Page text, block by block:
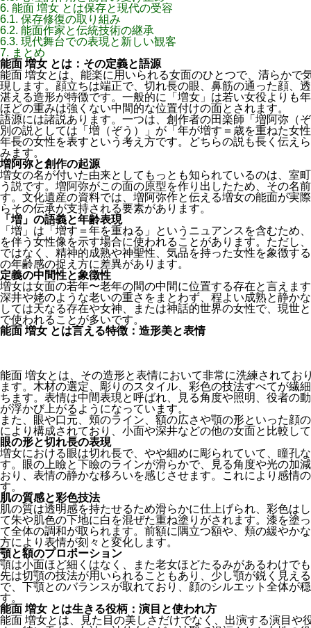
6. 能面 増女 とは保存と現代の受容
6.1. 保存修復の取り組み
6.2. 能面作家と伝統技術の継承
6.3. 現代舞台での表現と新しい観客
7. まとめ
能面 増女 とは：その定義と語源
能面 増女とは、能楽に用いられる女面のひとつで、清らかで
現します。顔立ちは端正で、切れ長の眼、鼻筋の通った顔、
湛える造形が特徴です。一般的に「増女」は若い女役よりも
ほどの重みは強くない中間的な位置付けの面とされます。
語源には諸説あります。一つは、創作者の田楽師「増阿弥（
別の説としては「増（ぞう）」が「年が増す＝歳を重ねた女
年長の女性を表すという考え方です。どちらの説も長く伝え
みます。
増阿弥と創作の起源
増女の名が付いた由来としてもっとも知られているのは、室
う説です。増阿弥がこの面の原型を作り出したため、その名
す。文化遺産の資料では、増阿弥作と伝える増女の能面が実
らその伝承が支持される要素があります。
「増」の語義と年齢表現
「増」は「増す＝年を重ねる」というニュアンスを含むため
を伴う女性像を示す場合に使われることがあります。ただし
ではなく、精神的成熟や神聖性、気品を持った女性を象徴す
の年齢感の捉え方に差異があります。
定義の中間性と象徴性
増女は女面の若年〜老年の間の中間に位置する存在と言えま
深井や姥のような老いの重さをまとわず、程よい成熟と静か
しては天なる存在や女神、または神話的世界の女性で、現世
で使われることが多いです。
能面 増女 とは言える特徴：造形美と表情
能面 増女とは、その造形と表情において非常に洗練されてお
ます。木材の選定、彫りのスタイル、彩色の技法すべてが繊
ちます。表情は中間表現と呼ばれ、見る角度や照明、役者の
が浮かび上がるようになっています。
また、眼や口元、頬のライン、額の広さや顎の形といった顔
により構成されており、小面や深井などの他の女面と比較し
眼の形と切れ長の表現
増女における眼は切れ長で、やや細めに彫られていて、瞳孔
す。眼の上瞼と下瞼のラインが滑らかで、見る角度や光の加
おり、表情の静かな移ろいを感じさせます。これにより感情
す。
肌の質感と彩色技法
肌の質は透明感を持たせるため滑らかに仕上げられ、彩色は
て朱や肌色の下地に白を混ぜた重ね塗りがされます。漆を塗
て全体の調和が取られます。前額に隅立つ額や、頬の緩やか
方により表情が刻々と変化します。
顎と額のプロポーション
顎は小面ほど細くはなく、また老女ほどたるみがあるわけで
先は切顎の技法が用いられることもあり、少し顎が鋭く見え
で、下顎とのバランスが取れており、顔のシルエット全体が
す。
能面 増女 とは生きる役柄：演目と使われ方
能面 増女とは、見た目の美しさだけでなく、出演する演目や